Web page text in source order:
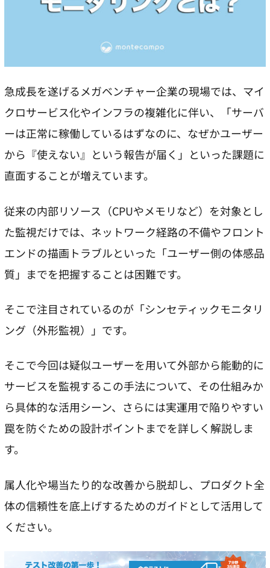
急成長を遂げるメガベンチャー企業の現場では、マイ
クロサービス化やインフラの複雑化に伴い、「サーバ
ーは正常に稼働しているはずなのに、なぜかユーザー
から『使えない』という報告が届く」といった課題に
直面することが増えています。
従来の内部リソース（CPUやメモリなど）を対象とし
た監視だけでは、ネットワーク経路の不備やフロント
エンドの描画トラブルといった「ユーザー側の体感品
質」までを把握することは困難です。
そこで注目されているのが「シンセティックモニタリ
ング（外形監視）」です。
そこで今回は疑似ユーザーを用いて外部から能動的に
サービスを監視するこの手法について、その仕組みか
ら具体的な活用シーン、さらには実運用で陥りやすい
罠を防ぐための設計ポイントまでを詳しく解説しま
す。
属人化や場当たり的な改善から脱却し、プロダクト全
体の信頼性を底上げするためのガイドとして活用して
ください。